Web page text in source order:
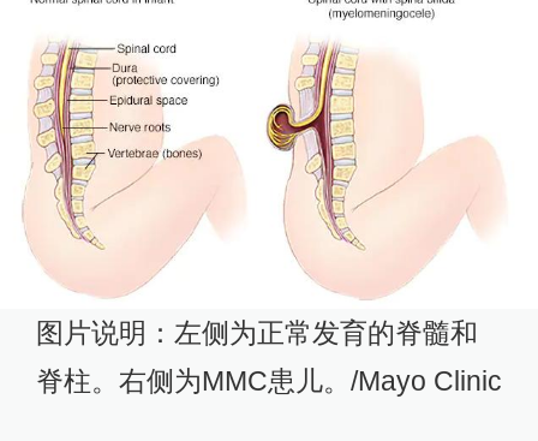
图片说明：左侧为正常发育的脊髓和
脊柱。右侧为MMC患儿。/Mayo Clinic